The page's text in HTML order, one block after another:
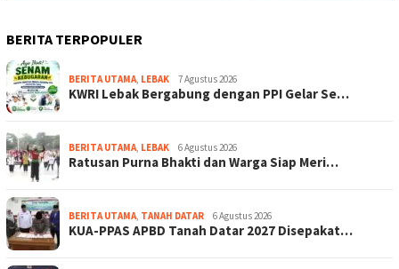
BERITA TERPOPULER
BERITA UTAMA, LEBAK 7 Agustus 2026
KWRI Lebak Bergabung dengan PPI Gelar Se…
BERITA UTAMA, LEBAK 6 Agustus 2026
Ratusan Purna Bhakti dan Warga Siap Meri…
BERITA UTAMA, TANAH DATAR 6 Agustus 2026
KUA-PPAS APBD Tanah Datar 2027 Disepakat…